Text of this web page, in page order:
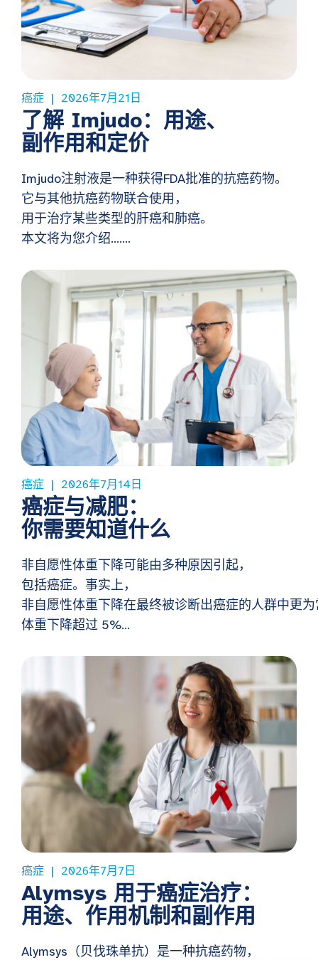
癌症 2026年7月21日
了解 Imjudo：用途、
副作用和定价
Imjudo注射液是一种获得FDA批准的抗癌药物。
它与其他抗癌药物联合使用，
用于治疗某些类型的肝癌和肺癌。
本文将为您介绍…….
癌症 2026年7月14日
癌症与减肥：
你需要知道什么
非自愿性体重下降可能由多种原因引起，
包括癌症。事实上，
非自愿性体重下降在最终被诊断出癌症的人群中更
体重下降超过 5%...
癌症 2026年7月7日
Alymsys 用于癌症治疗：
用途、作用机制和副作用
Alymsys（贝伐珠单抗）是一种抗癌药物，